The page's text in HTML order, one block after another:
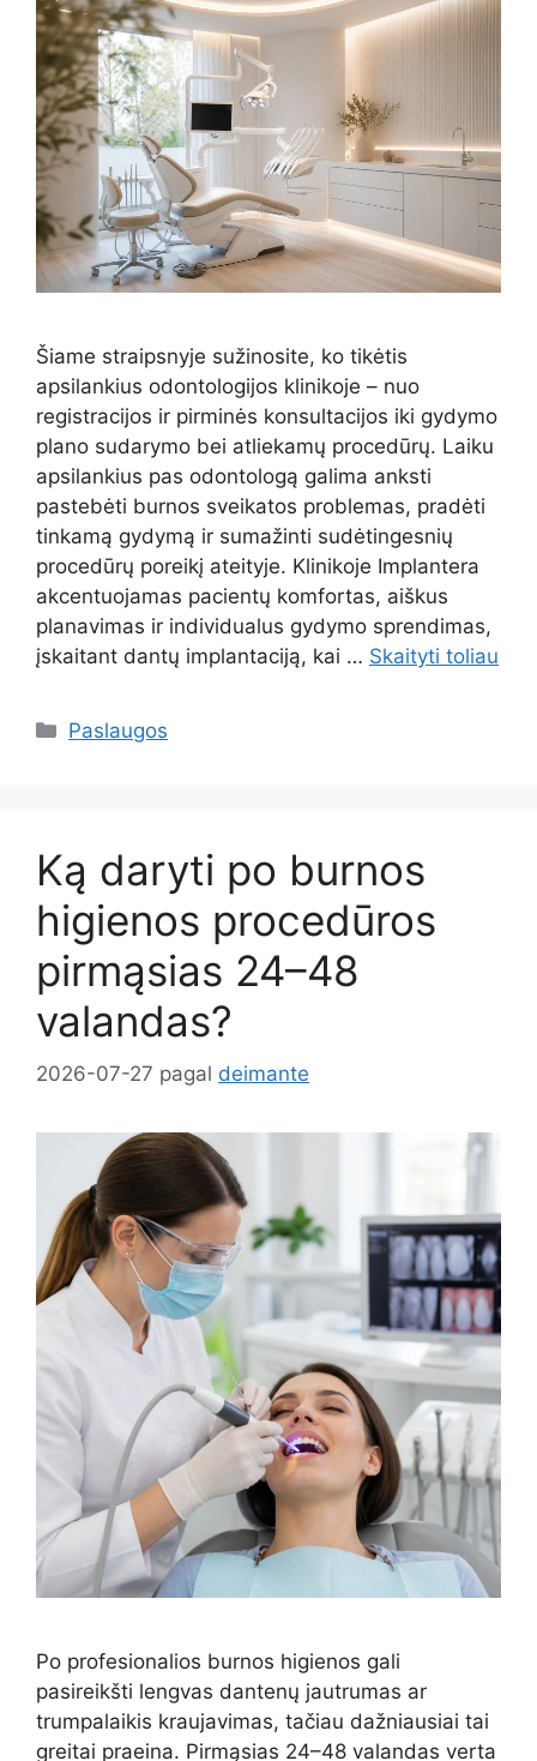
Šiame straipsnyje sužinosite, ko tikėtis
apsilankius odontologijos klinikoje – nuo
registracijos ir pirminės konsultacijos iki gydymo
plano sudarymo bei atliekamų procedūrų. Laiku
apsilankius pas odontologą galima anksti
pastebėti burnos sveikatos problemas, pradėti
tinkamą gydymą ir sumažinti sudėtingesnių
procedūrų poreikį ateityje. Klinikoje Implantera
akcentuojamas pacientų komfortas, aiškus
planavimas ir individualus gydymo sprendimas,
įskaitant dantų implantaciją, kai … Skaityti toliau
Kategorijos
Paslaugos
Ką daryti po burnos
higienos procedūros
pirmąsias 24–48
valandas?
2026-07-27 pagal deimante
Po profesionalios burnos higienos gali
pasireikšti lengvas dantenų jautrumas ar
trumpalaikis kraujavimas, tačiau dažniausiai tai
greitai praeina. Pirmąsias 24–48 valandas verta